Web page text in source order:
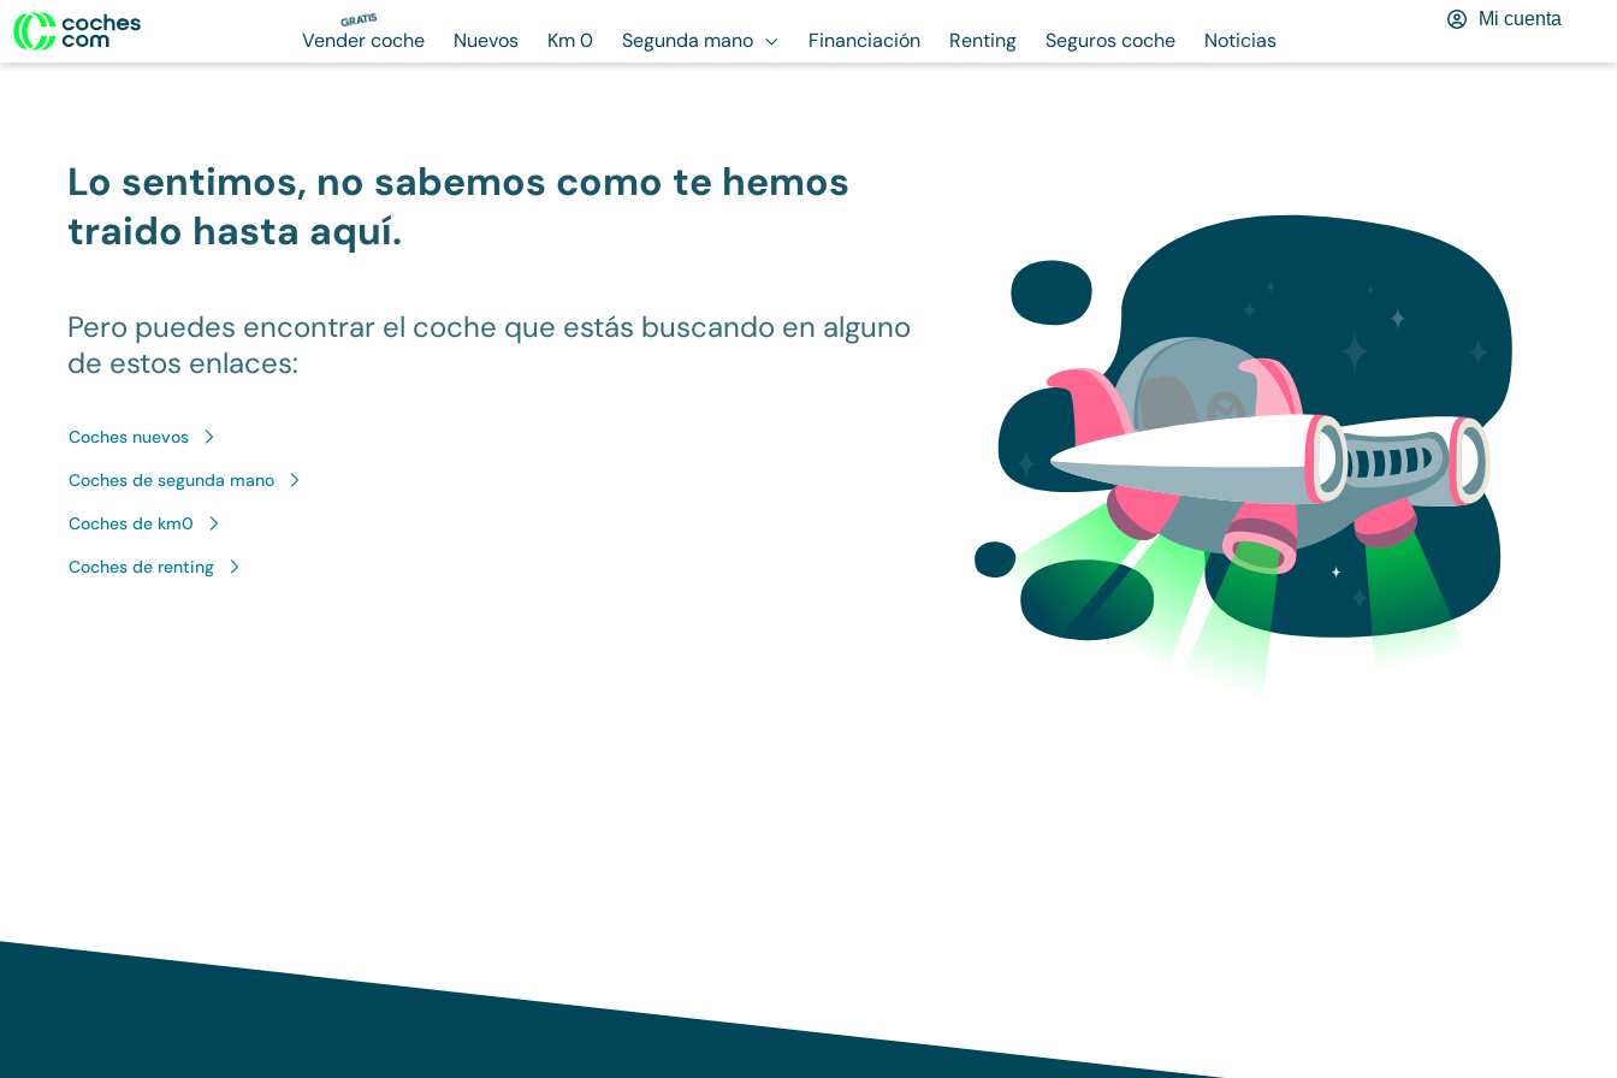
GRATIS
Vender coche Nuevos Km 0 Segunda mano Financiación Renting Seguros coche Noticias
Mi cuenta
Lo sentimos, no sabemos como te hemos
traido hasta aquí.
Pero puedes encontrar el coche que estás buscando en alguno
de estos enlaces:
Coches nuevos
Coches de segunda mano
Coches de km0
Coches de renting